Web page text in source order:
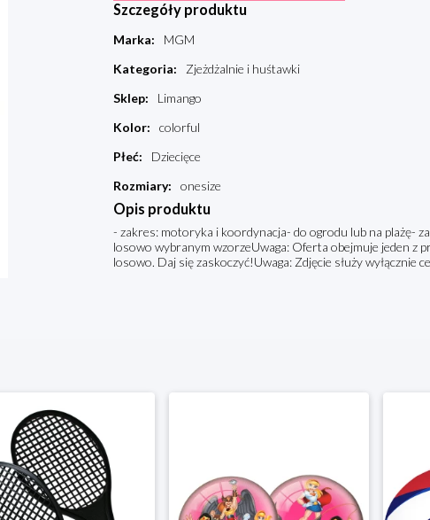
Szczegóły produktu
Marka:
MGM
Kategoria:
Zjeżdżalnie i huśtawki
Sklep:
Limango
Kolor:
colorful
Płeć:
Dziecięce
Rozmiary: onesize
Opis produktu
- zakres: motoryka i koordynacja- do ogrodu lub na plażę-
losowo wybranym wzorzeUwaga: Oferta obejmuje jeden z
losowo. Daj się zaskoczyć!Uwaga: Zdjęcie służy wyłącznie